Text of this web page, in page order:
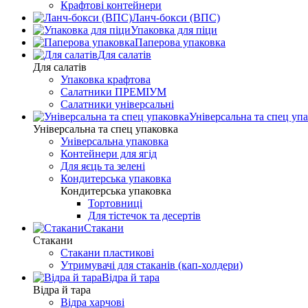
Крафтові контейнери
Ланч-бокси (ВПС)
Упаковка для піци
Паперова упаковка
Для салатів
Для салатів
Упаковка крафтова
Салатники ПРЕМІУМ
Салатники універсальні
Універсальна та спец
Універсальна та спец упаковка
Універсальна упаковка
Контейнери для ягід
Для яєць та зелені
Кондитерська упаковка
Кондитерська упаковка
Тортовниці
Для тістечок та десертів
Стакани
Стакани
Стакани пластикові
Утримувачі для стаканів (кап-холдери)
Відра й тара
Відра й тара
Відра харчові